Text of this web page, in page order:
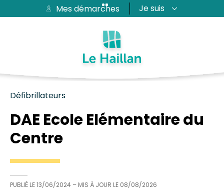
Aide et accessibilité
Passer au menu
Passer au contenuMes démarches Je suis
Défibrillateurs
DAE Ecole Elémentaire du
Centre
PUBLIÉ LE13/06/2024 – MIS À JOUR LE 08/08/2026